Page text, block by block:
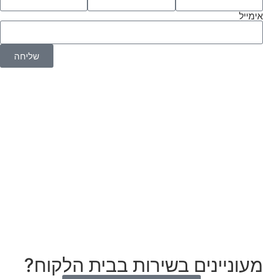
אימייל
שליחה
מעוניינים בשירות בבית הלקוח?